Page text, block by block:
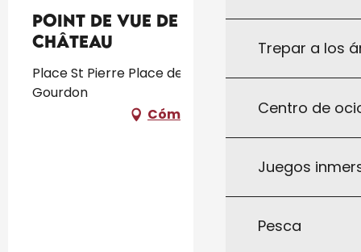
Trepar a los
Centro de
Juegos
Pesca
Point de vue de l'Esplanade du
Château
Place St Pierre Place des Marronniers, 46300
Gourdon
Cómo llegar